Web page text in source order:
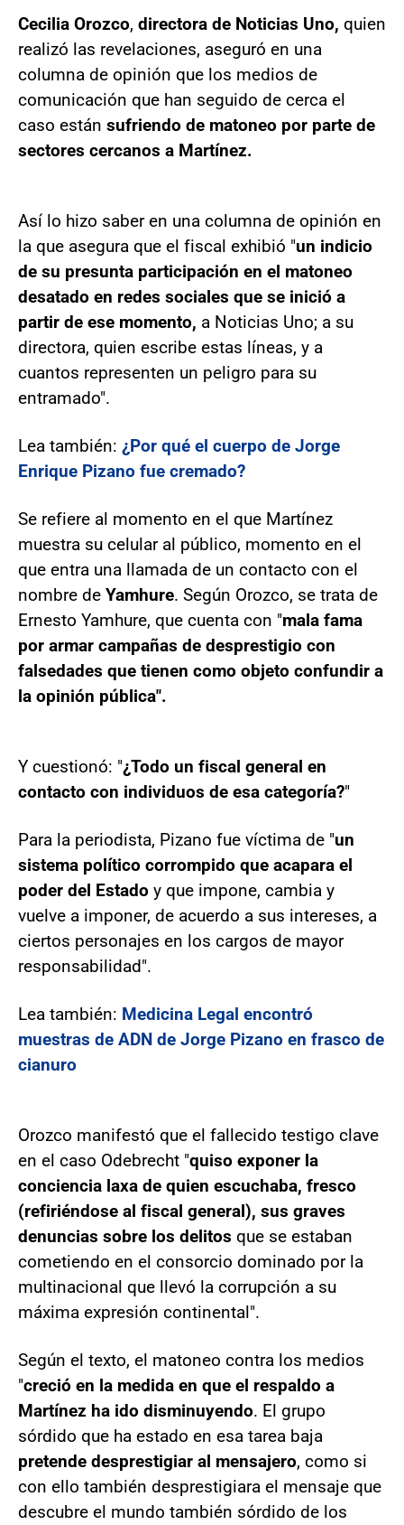
Cecilia Orozco, directora de Noticias Uno, quien
realizó las revelaciones, aseguró en una
columna de opinión que los medios de
comunicación que han seguido de cerca el
caso están sufriendo de matoneo por parte de
sectores cercanos a Martínez.
Así lo hizo saber en una columna de opinión en
la que asegura que el fiscal exhibió "un indicio
de su presunta participación en el matoneo
desatado en redes sociales que se inició a
partir de ese momento, a Noticias Uno; a su
directora, quien escribe estas líneas, y a
cuantos representen un peligro para su
entramado".
Lea también: ¿Por qué el cuerpo de Jorge
Enrique Pizano fue cremado?
Se refiere al momento en el que Martínez
muestra su celular al público, momento en el
que entra una llamada de un contacto con el
nombre de Yamhure. Según Orozco, se trata de
Ernesto Yamhure, que cuenta con "mala fama
por armar campañas de desprestigio con
falsedades que tienen como objeto confundir a
la opinión pública".
Y cuestionó: "¿Todo un fiscal general en
contacto con individuos de esa categoría?"
Para la periodista, Pizano fue víctima de "un
sistema político corrompido que acapara el
poder del Estado y que impone, cambia y
vuelve a imponer, de acuerdo a sus intereses, a
ciertos personajes en los cargos de mayor
responsabilidad".
Lea también: Medicina Legal encontró
muestras de ADN de Jorge Pizano en frasco de
cianuro
Orozco manifestó que el fallecido testigo clave
en el caso Odebrecht "quiso exponer la
conciencia laxa de quien escuchaba, fresco
(refiriéndose al fiscal general), sus graves
denuncias sobre los delitos que se estaban
cometiendo en el consorcio dominado por la
multinacional que llevó la corrupción a su
máxima expresión continental".
Según el texto, el matoneo contra los medios
"creció en la medida en que el respaldo a
Martínez ha ido disminuyendo. El grupo
sórdido que ha estado en esa tarea baja
pretende desprestigiar al mensajero, como si
con ello también desprestigiara el mensaje que
descubre el mundo también sórdido de los